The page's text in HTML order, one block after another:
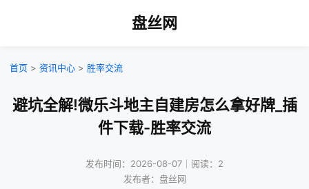
盘丝网
首页 > 资讯中心 > 胜率交流
避坑全解!微乐斗地主自建房怎么拿好牌_插
件下载-胜率交流
发布时间：2026-08-07｜阅读：2
发布者：盘丝网